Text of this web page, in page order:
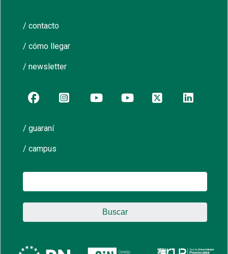
/ contacto
/ cómo llegar
/ newsletter
/ guaraní
/ campus
Buscar: